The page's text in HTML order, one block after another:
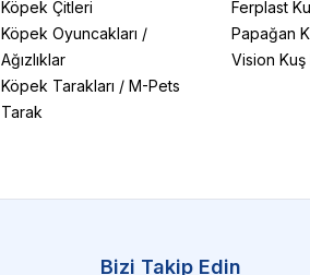
Köpek Çitleri
Köpek Oyuncakları /
Ağızlıklar
Köpek Tarakları /M-Pets
Tarak
Ferplast
Papağan
Vision Kuş
Bizi Takip Edin